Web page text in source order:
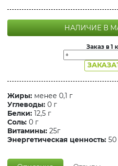
НАЛИЧИЕ В
Заказ в 1
Жиры: менее 0,1 г
Углеводы: 0 г
Белки: 12,5 г
Соль: 0 г
Витамины: 25г
Энергетическая ценность: